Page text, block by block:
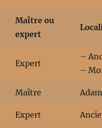
Maître ou
expert
Expert
–
–
Maître
Expert